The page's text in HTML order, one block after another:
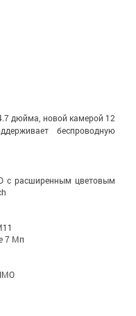
дюйма, новой камерой 12
беспроводную
c расширенным цветовым
7 Мп